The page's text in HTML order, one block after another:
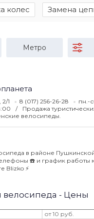
колес Замена
Метро
1 8 (017) 256-26-28
пн.-
Продажа
велосипеды.
в районе Пушкинской
☎️ и график работы
Blizko ⚡️
велосипеда - Цены
от 10 руб.